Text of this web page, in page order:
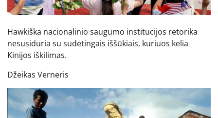
Hawkiška nacionalinio saugumo institucijos retorika
nesusiduria su sudėtingais iššūkiais, kuriuos kelia
Kinijos iškilimas.
Džeikas Verneris